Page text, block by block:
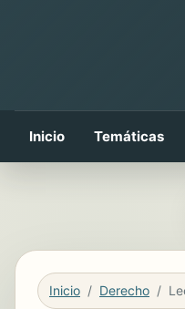
Inicio Temáticas
Inicio Derecho